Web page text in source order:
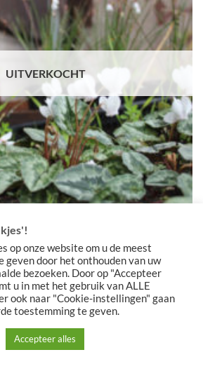
UITVERKOCHT
hederifolium ‘Alba’
€8,00-€15,00 Prijsklasse:
€8,00
tot
€15,00
2026 ©Meeuwissen Voorhout
op onze website om u de meest
door het onthouden van uw
bezoeken. Door op "Accepteer
u in met het gebruik van ALLE
ook naar "Cookie-instellingen" gaan
toestemming te geven.
Accepteer alles